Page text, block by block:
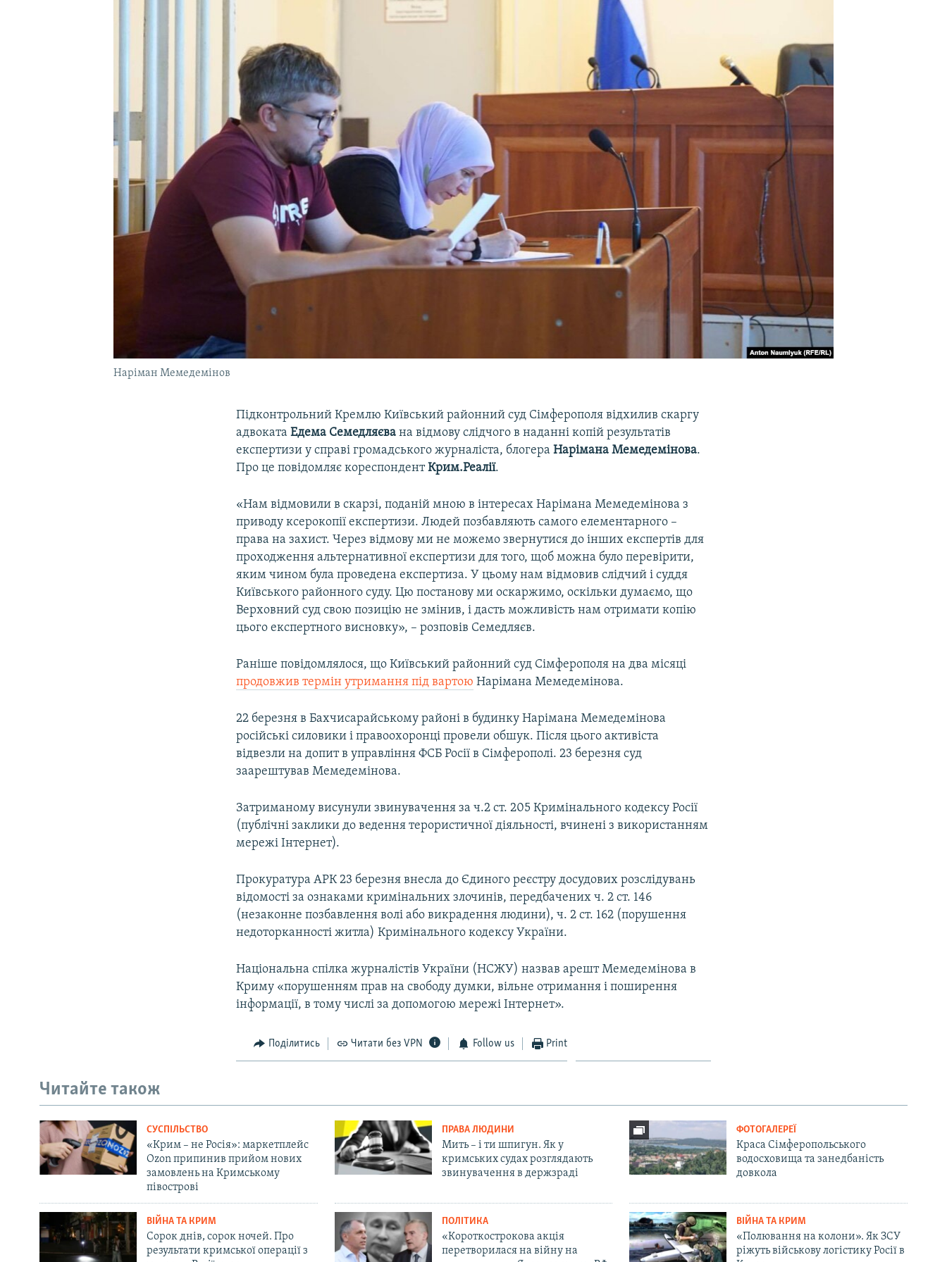
Наріман Мемедемінов
Підконтрольний Кремлю Київський районний суд Сімферополя відхилив скаргу
адвокатаЕдема Семедляєва на відмову слідчого в наданні копій результатів
експертизи у справі громадського журналіста, блогераНарімана Мемедемінова.
Про це повідомляє кореспондентКрим.Реалії.
«Нам відмовили в скарзі, поданій мною в інтересах Нарімана Мемедемінова з
приводу ксерокопії експертизи. Людей позбавляють самого елементарного –
права на захист. Через відмову ми не можемо звернутися до інших експертів для
проходження альтернативної експертизи для того, щоб можна було перевірити,
яким чином була проведена експертиза. У цьому нам відмовив слідчий і суддя
Київського районного суду. Цю постанову ми оскаржимо, оскільки думаємо, що
Верховний суд свою позицію не змінив, і дасть можливість нам отримати копію
цього експертного висновку», – розповів Семедляєв.
Раніше повідомлялося, що Київський районний суд Сімферополя на два місяці
продовжив термін утримання під вартою Нарімана Мемедемінова.
22 березня в Бахчисарайському районі в будинку Нарімана Мемедемінова
російські силовики і правоохоронці провели обшук. Після цього активіста
відвезли на допит в управління ФСБ Росії в Сімферополі. 23 березня суд
заарештував Мемедемінова.
Затриманому висунули звинувачення за ч.2 ст. 205 Кримінального кодексу Росії
(публічні заклики до ведення терористичної діяльності, вчинені з використанням
мережі Інтернет).
Прокуратура АРК 23 березня внесла до Єдиного реєстру досудових розслідувань
відомості за ознаками кримінальних злочинів, передбачених ч. 2 ст. 146
(незаконне позбавлення волі або викрадення людини), ч. 2 ст. 162 (порушення
недоторканності житла) Кримінального кодексу України.
Національна спілка журналістів України (НСЖУ) назвав арешт Мемедемінова в
Криму «порушенням прав на свободу думки, вільне отримання і поширення
інформації, в тому числі за допомогою мережі Інтернет».
Поділитись Читати без VPN Follow us Print
Читайте також
СУСПІЛЬСТВО
«Крим – не Росія»: маркетплейс
Ozon припинив прийом нових
замовлень на Кримському
півострові
ПРАВА ЛЮДИНИ
Мить – і ти шпигун. Як у
кримських судах розглядають
звинувачення в держзраді
ФОТОГАЛЕРЕЇ
Краса Сімферопольського
водосховища та занедбаність
довкола
ВІЙНА ТА КРИМ
Сорок днів, сорок ночей. Про
результати кримської операції з
ПОЛІТИКА
«Короткострокова акція
перетворилася на війну на
ВІЙНА ТА КРИМ
«Полювання на колони». Як ЗСУ
ріжуть військову логістику Росії в